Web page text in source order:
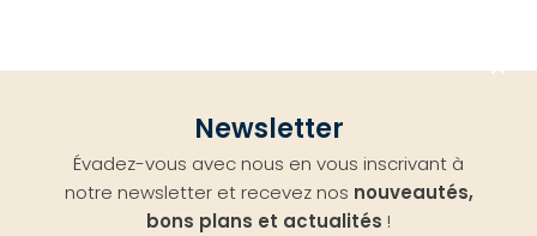
Newsletter
Évadez-vous avec nous en vous inscrivant à
notre newsletter et recevez nos nouveautés,
bons plans et actualités !